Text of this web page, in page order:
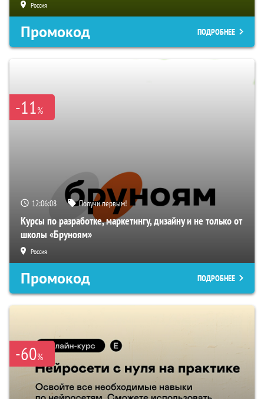
Россия
Промокод ПОДРОБНЕЕ
-11%
12:06:07 Получи первым!
Курсы по разработке, маркетингу, дизайну и не только от
школы «Бруноям»
Россия
Промокод ПОДРОБНЕЕ
-60%